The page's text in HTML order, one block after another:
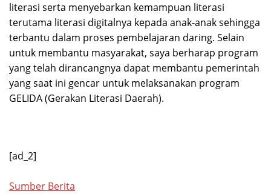
literasi serta menyebarkan kemampuan literasi
terutama literasi digitalnya kepada anak-anak sehingga
terbantu dalam proses pembelajaran daring. Selain
untuk membantu masyarakat, saya berharap program
yang telah dirancangnya dapat membantu pemerintah
yang saat ini gencar untuk melaksanakan program
GELIDA (Gerakan Literasi Daerah).
[ad_2]
Sumber Berita